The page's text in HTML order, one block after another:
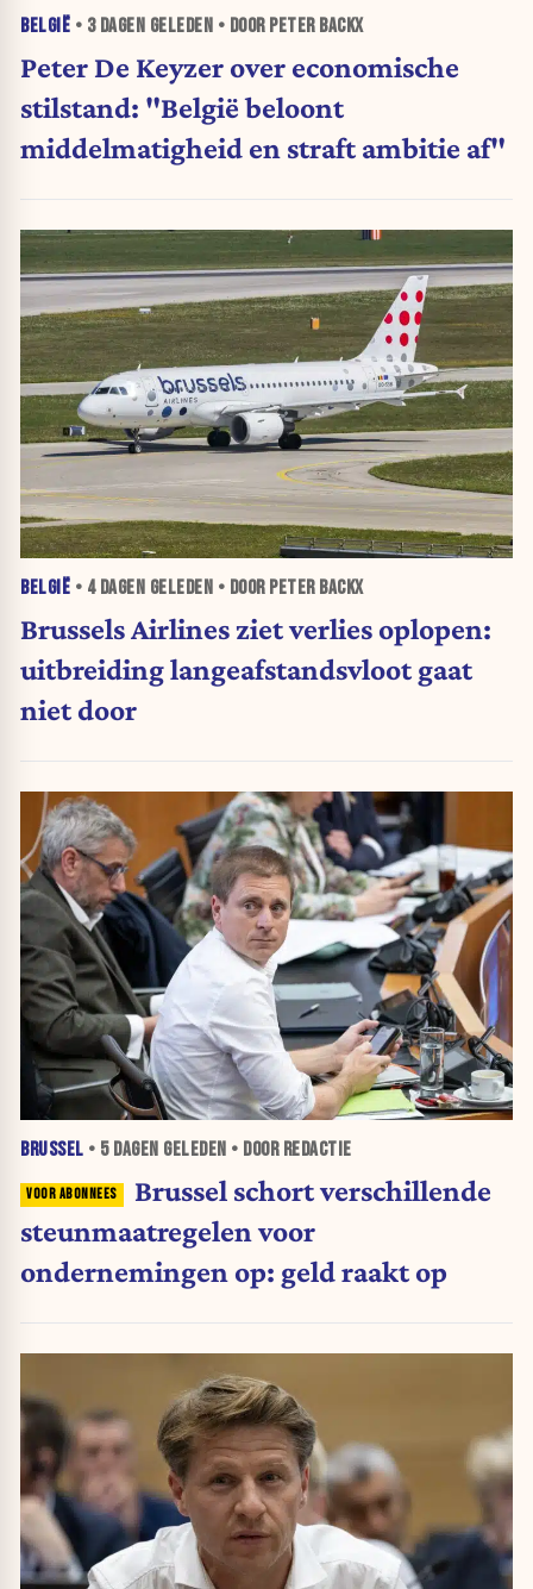
BELGIË • 3 DAGEN GELEDEN • DOOR PETER BACKX
Peter De Keyzer over economische
stilstand: "België beloont
middelmatigheid en straft ambitie af"
BELGIË • 4 DAGEN GELEDEN • DOOR PETER BACKX
Brussels Airlines ziet verlies oplopen:
uitbreiding langeafstandsvloot gaat
niet door
BRUSSEL • 5 DAGEN GELEDEN • DOOR REDACTIE
Brussel schort verschillende
steunmaatregelen voor
ondernemingen op: geld raakt op